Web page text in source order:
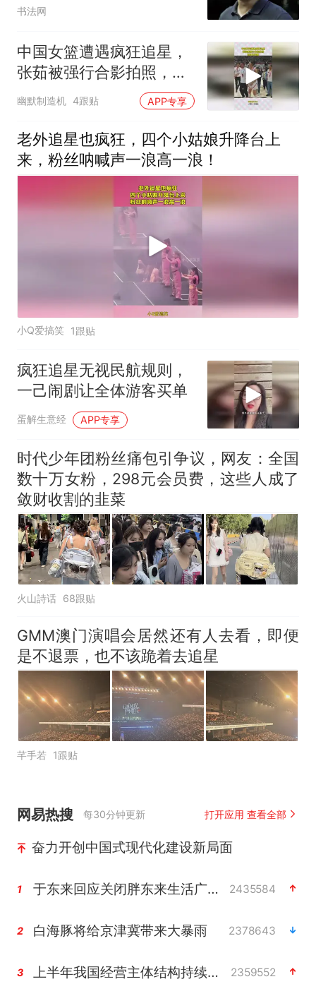
书法网
中国女篮遭遇疯狂追星，
张茹被强行合影拍照，而
且还搂腰
幽默制造机 4跟贴 APP专享
老外追星也疯狂，四个小姑娘升降台上
来，粉丝呐喊声一浪高一浪！
小Q爱搞笑 1跟贴
疯狂追星无视民航规则，
一己闹剧让全体游客买单
蛋解生意经 APP专享
时代少年团粉丝痛包引争议，网友：全国
数十万女粉，298元会员费，这些人成了
敛财收割的韭菜
火山詩话 68跟贴
GMM澳门演唱会居然还有人去看，即便
是不退票，也不该跪着去追星
芊手若 1跟贴
网易热搜 每30分钟更新 打开应用 查看全部
奋力开创中国式现代化建设新局面
1 于东来回应关闭胖东来生活广场店 2435584
2 白海豚将给京津冀带来大暴雨 2378643
3 上半年我国经营主体结构持续优化 2359552